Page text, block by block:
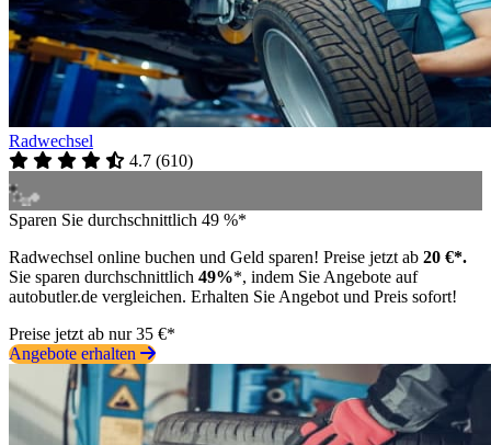
Radwechsel
4.7 (610)
Sparen Sie durchschnittlich 49 %*
Radwechsel online buchen und Geld sparen! Preise jetzt ab 20 €*.
Sie sparen durchschnittlich 49%*, indem Sie Angebote auf
autobutler.de vergleichen. Erhalten Sie Angebot und Preis sofort!
Preise jetzt ab nur 35 €*
Angebote erhalten